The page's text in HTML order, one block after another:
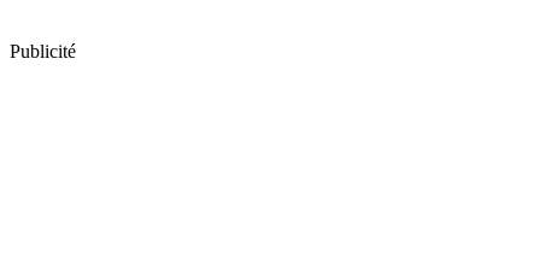
Publicité